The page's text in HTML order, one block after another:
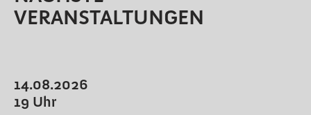
VERANSTALTUNGEN
14.08.2026
19 Uhr